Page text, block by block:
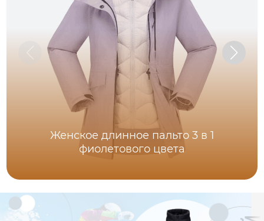
Женское длинное пальто 3 в 1
фиолетового цвета